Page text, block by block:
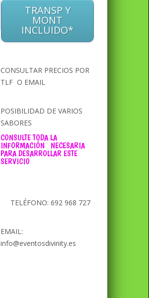
TRANSP Y
MONT
INCLUIDO*
CONSULTAR PRECIOS POR
TLF O EMAIL
POSIBILIDAD DE VARIOS
SABORES
CONSULTE TODA LA
INFORMACIÓN NECESARIA
PARA DESARROLLAR ESTE
SERVICIO
TELÉFONO: 692 968 727
EMAIL:
info@eventosdivinity.es